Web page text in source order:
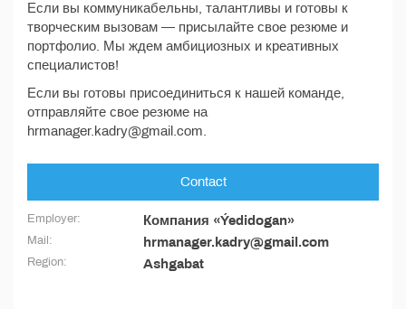
Если вы коммуникабельны, талантливы и готовы к
творческим вызовам — присылайте свое резюме и
портфолио. Мы ждем амбициозных и креативных
специалистов!
Если вы готовы присоединиться к нашей команде,
отправляйте свое резюме на
hrmanager.kadry@gmail.com.
Contact
Employer: Компания «Ýedidogan»
Mail: hrmanager.kadry@gmail.com
Region: Ashgabat